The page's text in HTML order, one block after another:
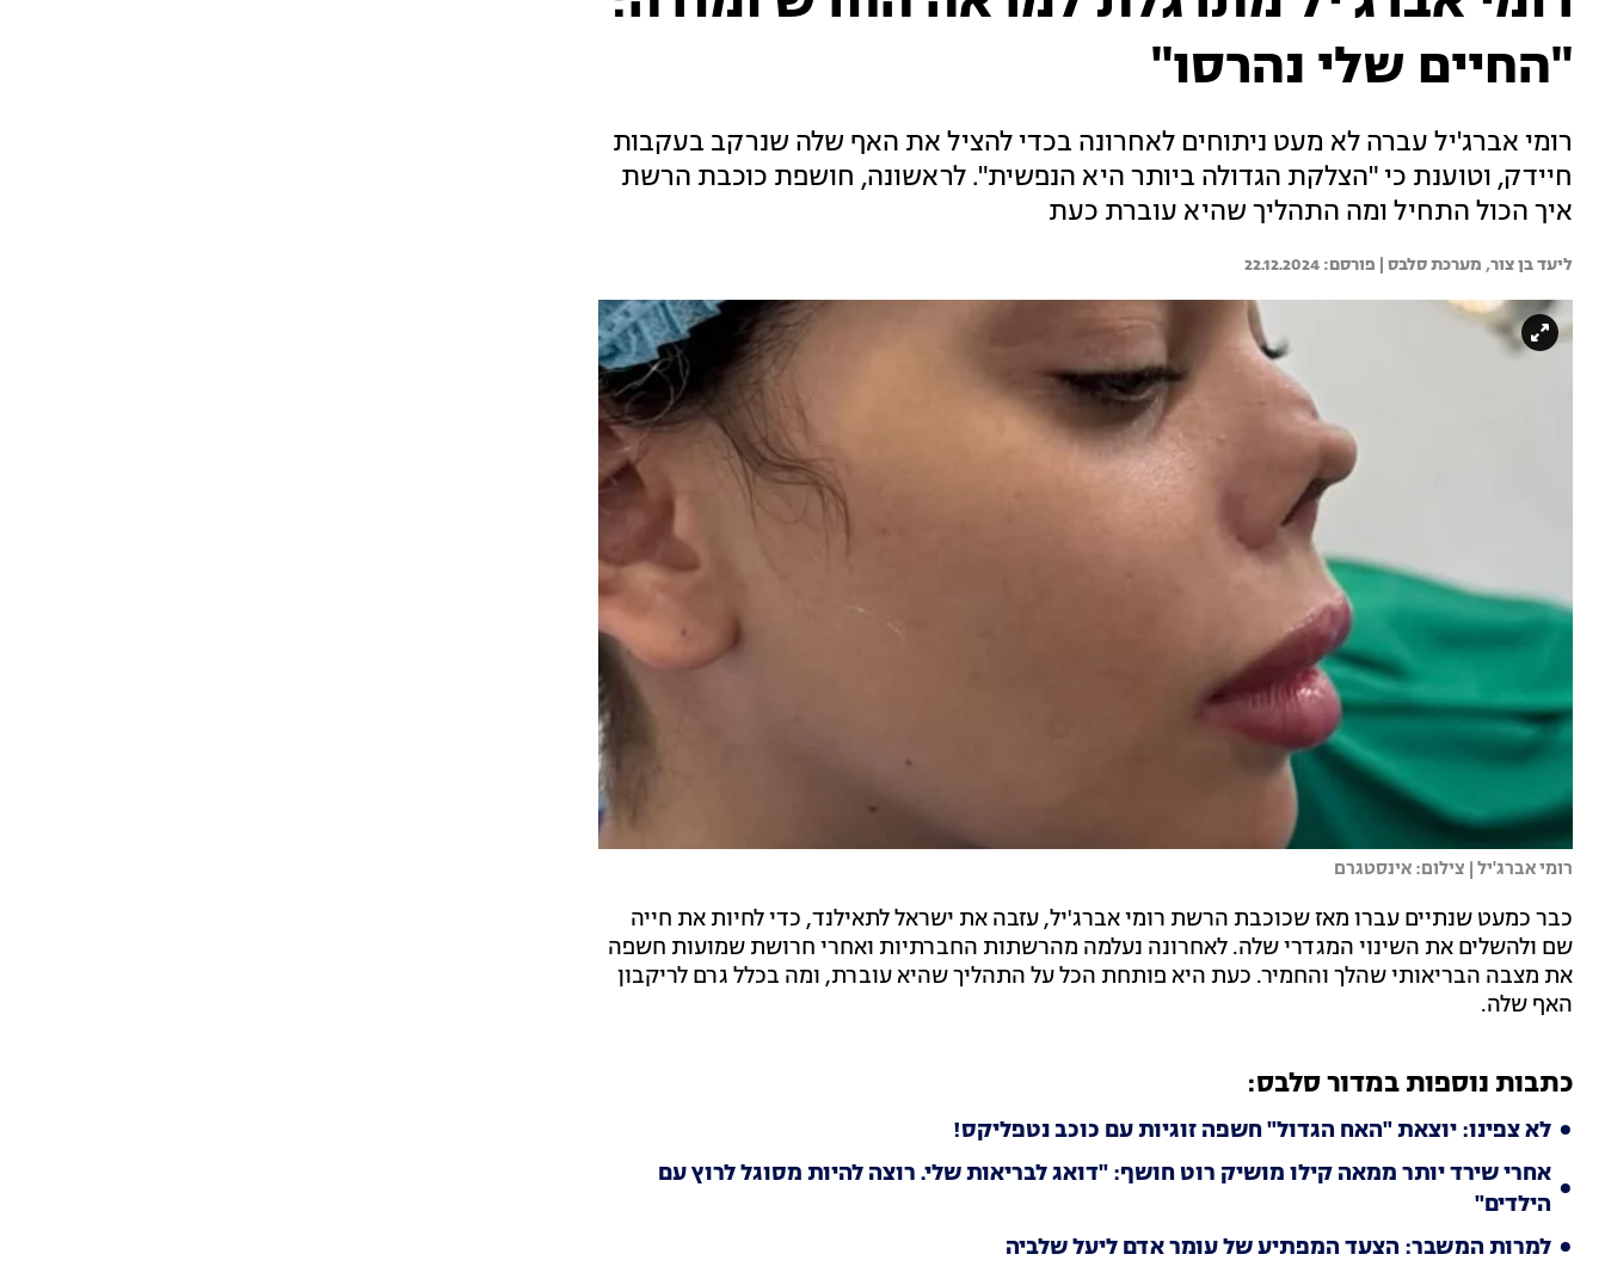
"החיים שלי נהרסו"
רומי אברג'יל עברה לא מעט ניתוחים לאחרונה בכדי להציל את האף שלה שנרקב בעקבות
חיידק, וטוענת כי "הצלקת הגדולה ביותר היא הנפשית". לראשונה, חושפת כוכבת הרשת
איך הכול התחיל ומה התהליך שהיא עוברת כעת
ליעד בן צור, מערכת סלבס | 22.12.2024
רומי אברג'יל | צילום: אינסטגרם
כבר כמעט שנתיים עברו מאז שכוכבת הרשת רומי אברג'יל, עזבה את ישראל לתאילנד, כדי לחיות את חייה
שם ולהשלים את השינוי המגדרי שלה. לאחרונה נעלמה מהרשתות החברתיות ואחרי חרושת שמועות חשפה
את מצבה הבריאותי שהלך והחמיר. כעת היא פותחת הכל על התהליך שהיא עוברת, ומה בכלל גרם לריקבון
האף שלה.
כתבות נוספות במדור סלבס:
לא צפינו: יוצאת "האח הגדול" חשפה זוגיות עם כוכב נטפליקס!
אחרי שירד יותר ממאה קילו מושיק רוט חושף: "דואג לבריאות שלי. רוצה להיות מסוגל לרוץ עם
הילדים"
למרות המשבר: הצעד המפתיע של עומר אדם ליעל שלביה